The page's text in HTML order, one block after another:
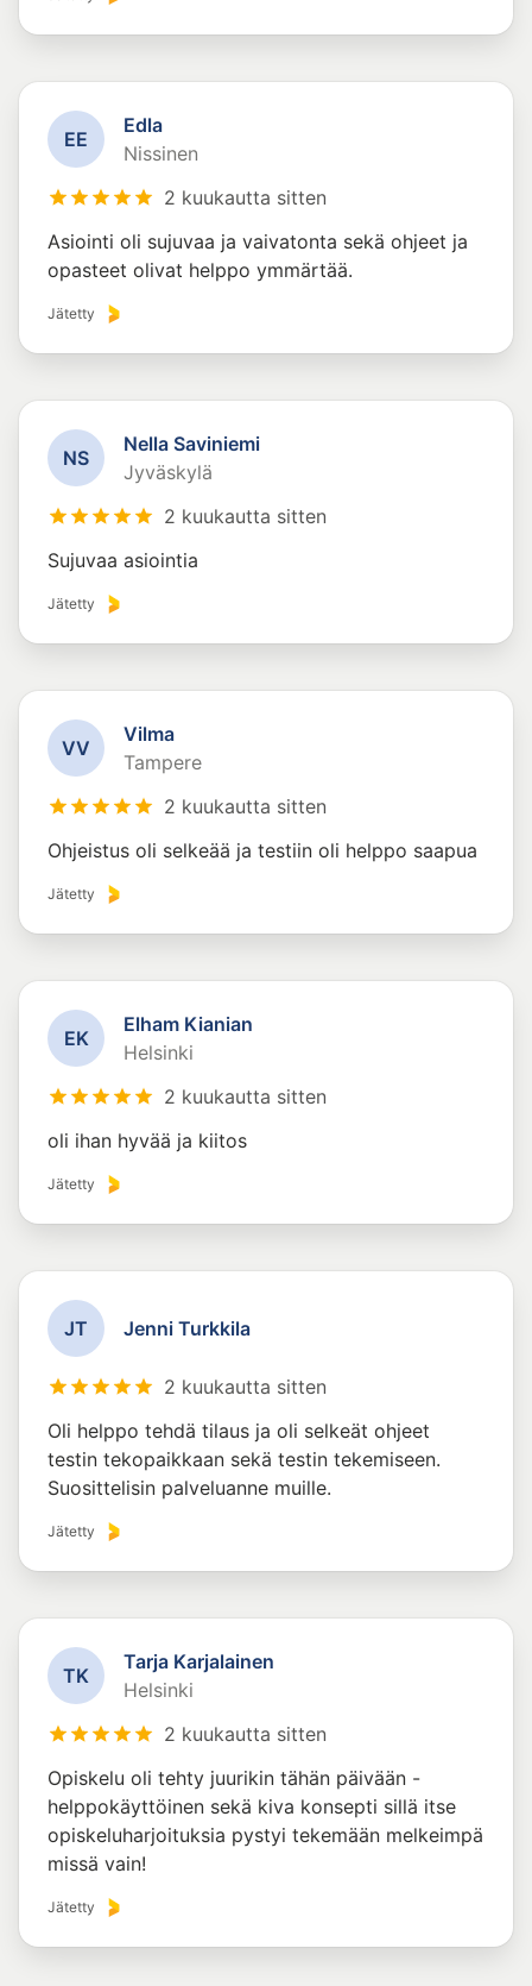
EE
Edla
Nissinen
2 kuukautta sitten
Asiointi oli sujuvaa ja vaivatonta sekä ohjeet ja
opasteet olivat helppo ymmärtää.
Jätetty
NS
Nella Saviniemi
Jyväskylä
2 kuukautta sitten
Sujuvaa asiointia
Jätetty
VV
Vilma
Tampere
2 kuukautta sitten
Ohjeistus oli selkeää ja testiin oli helppo saapua
Jätetty
EK
Elham Kianian
Helsinki
2 kuukautta sitten
oli ihan hyvää ja kiitos
Jätetty
JT Jenni Turkkila
2 kuukautta sitten
Oli helppo tehdä tilaus ja oli selkeät ohjeet
testin tekopaikkaan sekä testin tekemiseen.
Suosittelisin palveluanne muille.
Jätetty
TK
Tarja Karjalainen
Helsinki
2 kuukautta sitten
Opiskelu oli tehty juurikin tähän päivään -
helppokäyttöinen sekä kiva konsepti sillä itse
opiskeluharjoituksia pystyi tekemään melkeimpä
missä vain!
Jätetty